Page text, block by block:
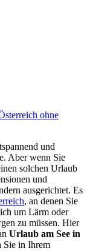
ohne
und
Aber wenn Sie
solchen Urlaub
und
ausgerichtet. Es
, an denen Sie
um Lärm oder
zu müssen. Hier
Urlaub am See in
Sie in Ihrem